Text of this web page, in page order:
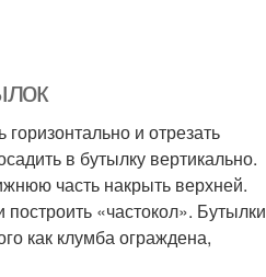
и отрезать
в бутылку вертикально.
часть накрыть верхней.
«частокол». Бутылки
как клумба ограждена,